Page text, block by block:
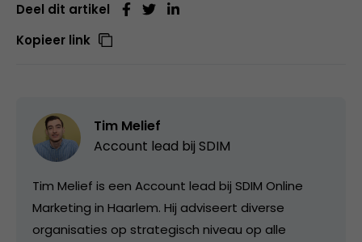
Deel dit artikel
Kopieer link
Tim Melief
Account lead bij SDIM
Tim Melief is een Account lead bij SDIM Online
Marketing in Haarlem. Hij adviseert diverse
organisaties op strategisch niveau op alle